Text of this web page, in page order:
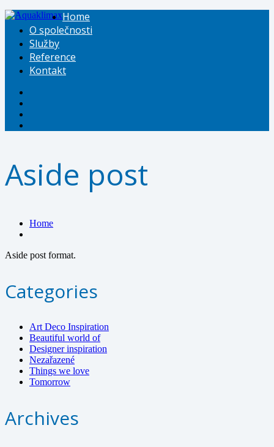
Home
O společnosti
Služby
Reference
Kontakt
Aside post
Home
Aside post format.
Categories
Art Deco Inspiration
Beautiful world of
Designer inspiration
Nezařazené
Things we love
Tomorrow
Archives